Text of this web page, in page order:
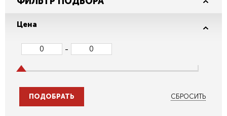
Цена
-
СБРОСИТЬ